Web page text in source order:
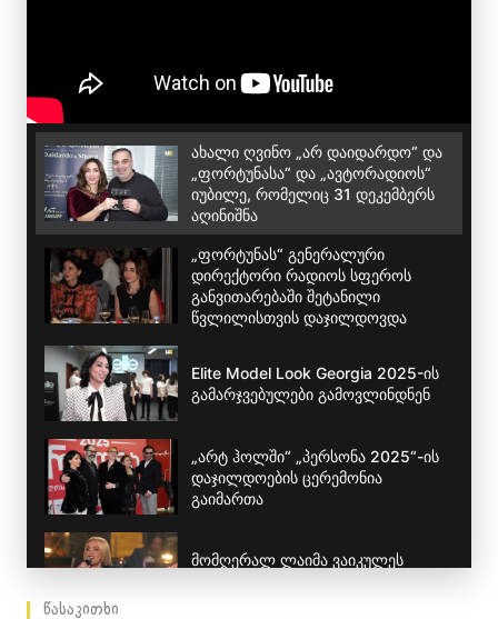
ახალი ღვინო „არ დაიდარდო“ და
„ფორტუნასა“ და „ავტორადიოს“
იუბილე, რომელიც 31 დეკემბერს
აღინიშნა
„ფორტუნას“ გენერალური
დირექტორი რადიოს სფეროს
განვითარებაში შეტანილი
წვლილისთვის დაჯილდოვდა
Elite Model Look Georgia 2025-ის
გამარჯვებულები გამოვლინდნენ
„არტ ჰოლში“ „პერსონა 2025“-ის
დაჯილდოების ცერემონია
გაიმართა
მომღერალ ლაიმა ვაიკულეს
წასაკითხი